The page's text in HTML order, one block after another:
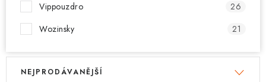
Vippouzdro
26
Wozinsky
21
V
Ř
NEJPRODÁVANĚJŠÍ